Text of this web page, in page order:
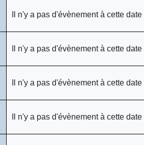
Il n'y a pas d'évènement à cette date
Il n'y a pas d'évènement à cette date
Il n'y a pas d'évènement à cette date
Il n'y a pas d'évènement à cette date